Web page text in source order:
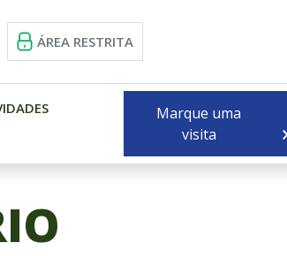
ÁREA RESTRITA
Marque uma
visita